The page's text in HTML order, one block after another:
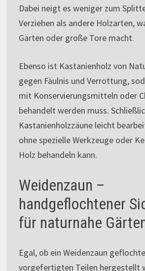
Dabei neigt es weniger zum
Verziehen als andere Holzarten,
Gärten oder große Tore macht.
Ebenso ist Kastanienholz von
gegen Fäulnis und Verrottung,
mit Konservierungsmitteln oder
behandelt werden muss.
Kastanienholzzäune leicht
ohne spezielle Werkzeuge oder
Holz behandeln kann.
Weidenzaun –
handgeflochtener
für naturnahe
Egal, ob ein Weidenzaun
vorgefertigten Teilen hergestellt